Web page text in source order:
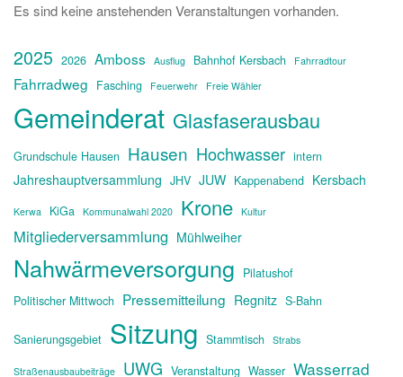
Es sind keine anstehenden Veranstaltungen vorhanden.
2025 2026 Amboss Ausflug Bahnhof Kersbach Fahrradtour
Fahrradweg Fasching Feuerwehr Freie Wähler
Gemeinderat Glasfaserausbau
Grundschule Hausen Hausen Hochwasser intern
Jahreshauptversammlung JHV JUW Kappenabend Kersbach
Kerwa KiGa Kommunalwahl 2020 Krone Kultur
Mitgliederversammlung Mühlweiher
Nahwärmeversorgung
Pilatushof
Politischer Mittwoch Pressemitteilung Regnitz S-Bahn
Sanierungsgebiet Sitzung Stammtisch Strabs
Straßenausbaubeiträge UWG Veranstaltung Wasser Wasserrad